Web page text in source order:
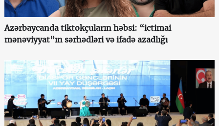
Azərbaycanda tiktokçuların həbsi: “ictimai
mənəviyyat”ın sərhədləri və ifadə azadlığı